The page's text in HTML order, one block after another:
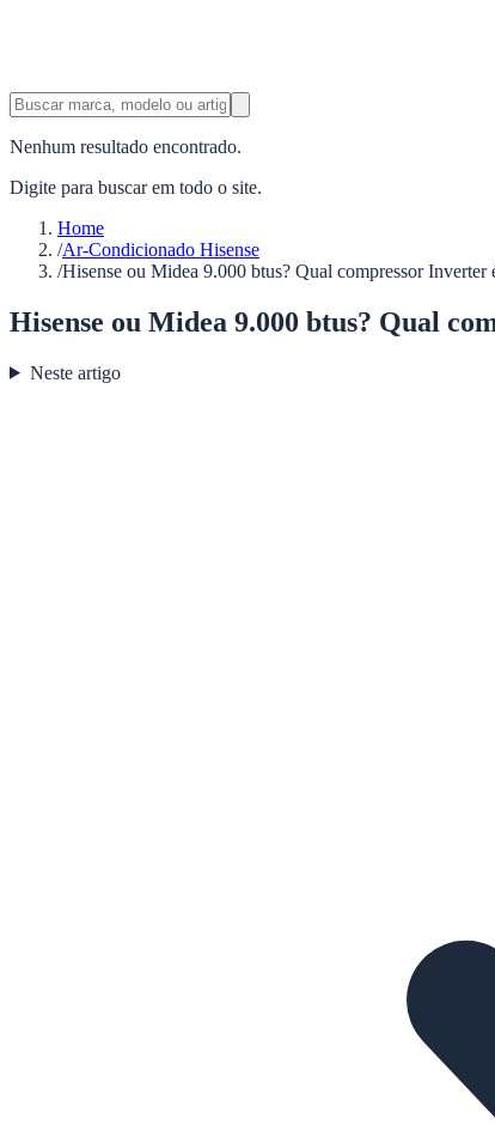
Nenhum resultado encontrado.
Digite para buscar em todo o site.
Home
/Ar-Condicionado Hisense
/Hisense ou Midea 9.000 btus? Qual compressor Inverter
Hisense ou Midea 9.000 btus? Qual
Neste artigo